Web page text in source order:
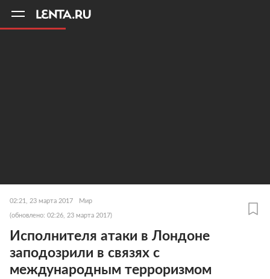
02:21, 23 марта 2017 Мир
(обновлено: 02:26, 23 марта 2017)
Исполнителя атаки в Лондоне
заподозрили в связях с
международным терроризмом